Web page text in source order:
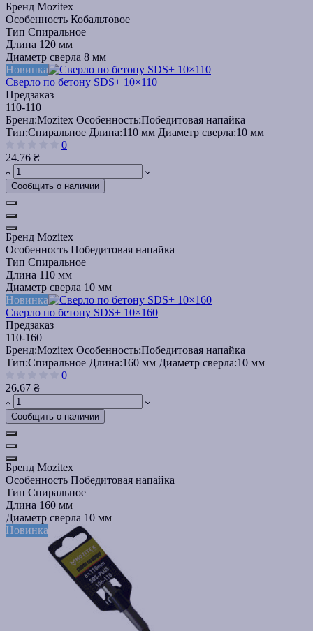
Бренд Mozitex
Особенность Кобальтовое
Тип Спиральное
Длина 120 мм
Диаметр сверла 8 мм
Новинка
Сверло по бетону SDS+ 10×110
Предзаказ
110-110
Бренд:Mozitex Особенность:Победитовая напайка
Тип:Спиральное Длина:110 мм Диаметр сверла:10 мм
0
24.76 ₴
Сообщить о наличии
Бренд Mozitex
Особенность Победитовая напайка
Тип Спиральное
Длина 110 мм
Диаметр сверла 10 мм
Новинка
Сверло по бетону SDS+ 10×160
Предзаказ
110-160
Бренд:Mozitex Особенность:Победитовая напайка
Тип:Спиральное Длина:160 мм Диаметр сверла:10 мм
0
26.67 ₴
Сообщить о наличии
Бренд Mozitex
Особенность Победитовая напайка
Тип Спиральное
Длина 160 мм
Диаметр сверла 10 мм
Новинка